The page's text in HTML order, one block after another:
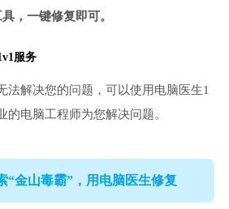
，一键修复即可。
服务
法解决您的问题，可以使用电脑医生1
的电脑工程师为您解决问题。
“金山毒霸”，用电脑医生修复